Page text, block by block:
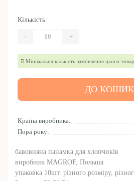
Країна виробника:
Пора року:
бавовняна панамка для хлопчиків
виробник MAGROF, Польша
упаковка 10шт. різного розміру,
Кількість:
- +
Мінімальна кількість замовлення цього
ДО